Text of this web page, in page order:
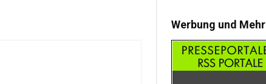
Werbung und Mehr